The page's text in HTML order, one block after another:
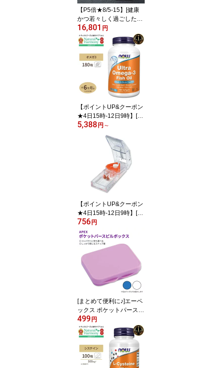
【P5倍★8/5-15】[健康
かつ若々しく過ごしたい
方に♪]ヘルシーオリジン
ズ ピクノジェノール サ
プリメント 100mg 120
粒 Healthy Origins Pycno
genol ベジカプセル フラ
ンス海岸松樹皮エキス
16,801 円
【ポイントUP&クーポン
★4日15時-12日9時】[勉
強・仕事で力を発揮した
い方に]ナウフーズ ウル
トラオメガ3 EPA&DHA
サプリメント 180粒 NO
W Foods Ultra Omega-3
ソフトジェル エイコサペ
ンタエン酸 ドコサヘキサ
エン酸 約6ヶ月分 単品 セ
5,388 円 ～
【ポイントUP&クーポン
★4日15時-12日9時】[切
って飲みやすく♪]Apex デ
ラックス ピルカッター A
pex Deluxe Pill Splitter, 1
splitter 健康サプリメント
栄養補助食品 海外 アメ
リカ
756 円
[まとめて便利に♪]エーペ
ックス ポケットパースピ
ルボックス ピルケース A
PEX Poket / Purse Pill B
ox 薬 サプリ 持ち運び 旅
行 出張 健康サプリメン
ト 栄養補助食品 海外 ア
メリカ
499 円